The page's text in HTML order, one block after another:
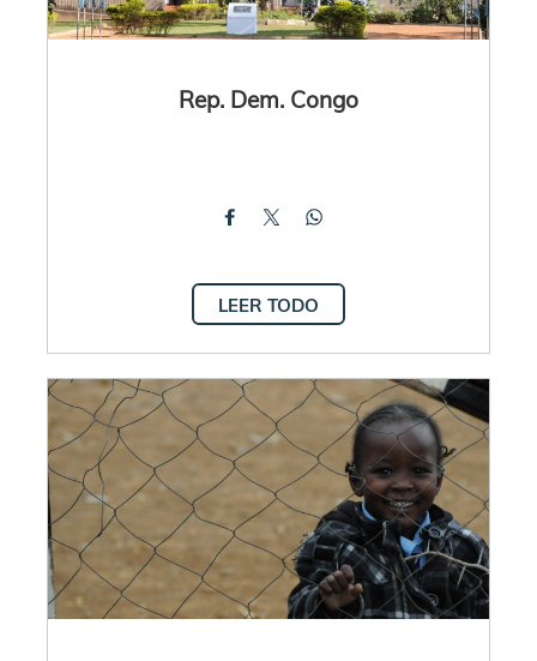
Rep. Dem. Congo
LEER TODO